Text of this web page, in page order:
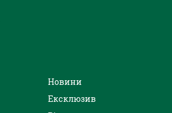
Новини
Ексклюзив